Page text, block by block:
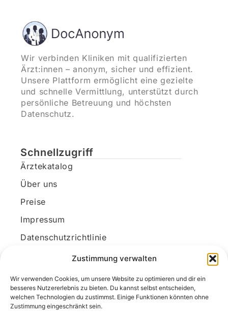
Zustimmung verwalten
Wir verwenden Cookies, um unsere Website zu optimieren und dir ein
besseres Nutzererlebnis zu bieten. Du kannst selbst entscheiden,
welchen Technologien du zustimmst. Einige Funktionen könnten ohne
Zustimmung eingeschränkt sein.
Wir verbinden Kliniken mit qualifizierten
Ärzt:innen – anonym, sicher und effizient.
Unsere Plattform ermöglicht eine gezielte
und schnelle Vermittlung, unterstützt durch
persönliche Betreuung und höchsten
Datenschutz.
Schnellzugriff
Ärztekatalog
Über uns
Preise
Impressum
Datenschutzrichtlinie
Kundenkonto
Unsere Kontaktdaten
E-Mail: kontakt@docanonym.com